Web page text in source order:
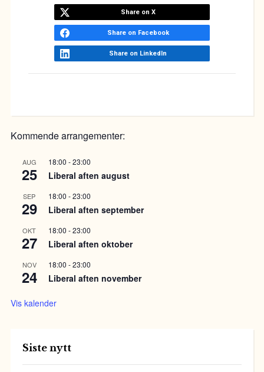
Kommende arrangementer:
AUG
25
18:00 -23:00
Liberal aften august
SEP
29
18:00 -23:00
Liberal aften september
OKT
27
18:00 -23:00
Liberal aften oktober
NOV
24
18:00 -23:00
Liberal aften november
Vis kalender
Share on X
Share on Facebook
Share on LinkedIn
Siste nytt